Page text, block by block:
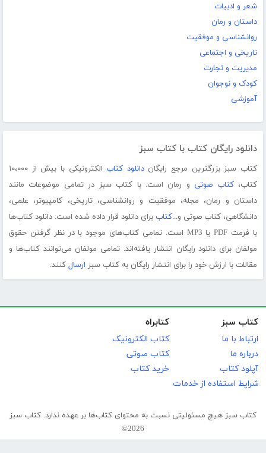
شعر و ادبیات
داستان و رمان
روانشناسی و موفقیت
تاریخی و اجتماعی
مدیریت و تجارت
کودک و نوجوان
آموزشی
دانلود رایگان کتاب با کتاب سبز
کتاب سبز بزرگترین مرجع رایگاندانلود کتاب
الکترونیکی با بیش از ۱۰،۰۰۰
کتاب،کتاب صوتی و رمان است. با کتاب سبز در تمامی موضوعات مانند
داستان و رمان، مجله، موفقیت و روانشناسی، تاریخی، کامپیوتر، علمی،
دانشگاهی، کتاب صوتی و...کتاب برای دانلود قرار داده شده است. دانلود کتاب‌ها
با فرمت PDF یا MP3 است. تمامی کتاب‌های موجود با در نظر گرفتن حقوق
مولفان برای دانلود رایگان انتشار یافته‌اند. تمامی مولفان می‌توانند کتاب‌ها و
مقالات با ارزش خود را برای انتشار رایگان به کتاب سبز ارسال کنند.
کتاب سبز
ارتباط با ما
درباره ما
آپلود کتاب
شرایط استفاده از خدمات
کتابراه
کتاب الکترونیک
کتاب صوتی
خرید کتاب
کتاب سبز هیچ مسئولیتی نسبت به محتوای کتاب‌ها بر عهده ندارد. کتاب سبز
2026©